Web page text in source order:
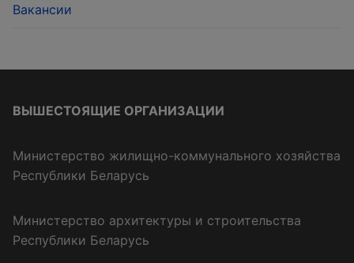
Вакансии
ВЫШЕСТОЯЩИЕ ОРГАНИЗАЦИИ
Министерство жилищно-коммунального хозяйства
Республики Беларусь
Министерство архитектуры и строительства
Республики Беларусь